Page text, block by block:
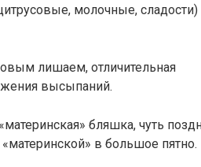
молочные, сладости)
лишаем, отличительная
высыпаний.
бляшка, чуть
в большое пятно.